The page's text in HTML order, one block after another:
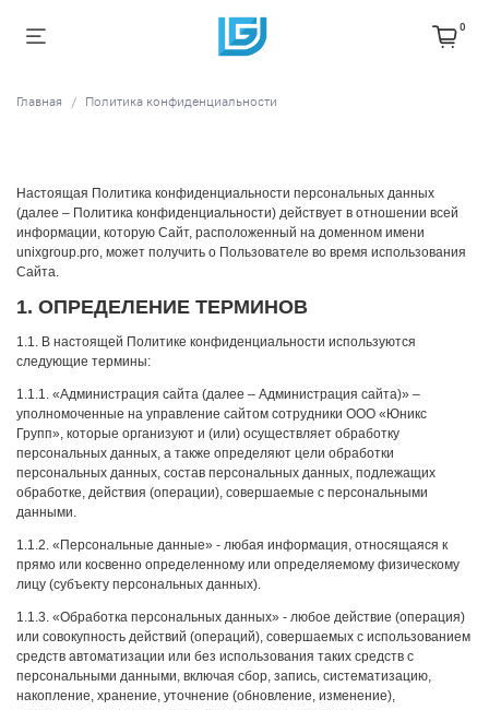
0
Главная Политика конфиденциальности
Настоящая Политика конфиденциальности персональных данных
(далее – Политика конфиденциальности) действует в отношении всей
информации, которую Сайт, расположенный на доменном имени
unixgroup.pro, может получить о Пользователе во время использования
Cайта.
1. ОПРЕДЕЛЕНИЕ ТЕРМИНОВ
1.1. В настоящей Политике конфиденциальности используются
следующие термины:
1.1.1. «Администрация сайта (далее – Администрация сайта)» –
уполномоченные на управление сайтом сотрудники ООО «Юникс
Групп», которые организуют и (или) осуществляет обработку
персональных данных, а также определяют цели обработки
персональных данных, состав персональных данных, подлежащих
обработке, действия (операции), совершаемые с персональными
данными.
1.1.2. «Персональные данные» - любая информация, относящаяся к
прямо или косвенно определенному или определяемому физическому
лицу (субъекту персональных данных).
1.1.3. «Обработка персональных данных» - любое действие (операция)
или совокупность действий (операций), совершаемых с использованием
средств автоматизации или без использования таких средств с
персональными данными, включая сбор, запись, систематизацию,
накопление, хранение, уточнение (обновление, изменение),